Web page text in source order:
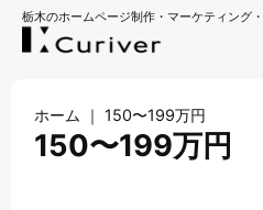
栃木のホームページ制作・マーケティング
ホーム ｜ 150〜199万円
150〜199万円